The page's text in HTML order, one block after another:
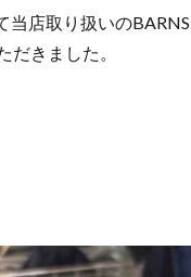
店取り扱いの
だきました。